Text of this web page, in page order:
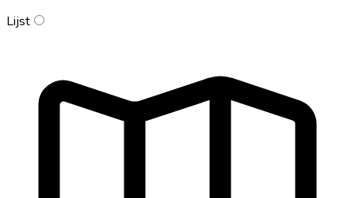
Lijst